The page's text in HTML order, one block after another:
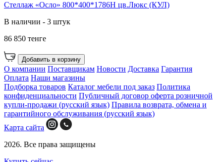
Стеллаж «Осло» 800*400*1786Н цв.Люкс (КУЛ)
В наличии - 3 штук
86 850 тенге
Добавить в корзину
О компании Поставщикам Новости Доставка Гарантия
Оплата Наши магазины
Подборка товаров Каталог мебели под заказ Политика
конфиденциальности Публичный договор оферта розничной
купли-продажи (русский язык) Правила возврата, обмена и
гарантийного обслуживания (русский язык)
Карта сайта
2026. Все права защищены